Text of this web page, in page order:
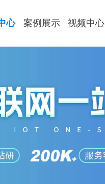
心 案例展示 视频中心